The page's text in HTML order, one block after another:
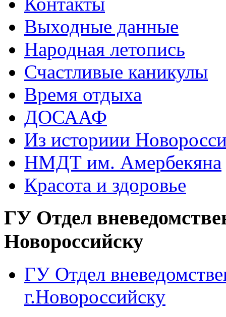
Выходные данные
Народная летопись
Счастливые каникулы
Время отдыха
ДОСААФ
Из историии
НМДТ им. Амербекяна
Красота и здоровье
ГУ Отдел
Новороссийску
ГУ Отдел
г.Новороссийску